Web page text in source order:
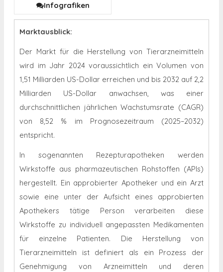
Infografiken
Marktausblick:
Der Markt für die Herstellung von Tierarzneimitteln
wird im Jahr 2024 voraussichtlich ein Volumen von
1,51 Milliarden US-Dollar erreichen und bis 2032 auf 2,2
Milliarden US-Dollar anwachsen, was einer
durchschnittlichen jährlichen Wachstumsrate (CAGR)
von 8,52 % im Prognosezeitraum (2025–2032)
entspricht.
In sogenannten Rezepturapotheken werden
Wirkstoffe aus pharmazeutischen Rohstoffen (APIs)
hergestellt. Ein approbierter Apotheker und ein Arzt
sowie eine unter der Aufsicht eines approbierten
Apothekers tätige Person verarbeiten diese
Wirkstoffe zu individuell angepassten Medikamenten
für einzelne Patienten. Die Herstellung von
Tierarzneimitteln ist definiert als ein Prozess der
Genehmigung von Arzneimitteln und deren